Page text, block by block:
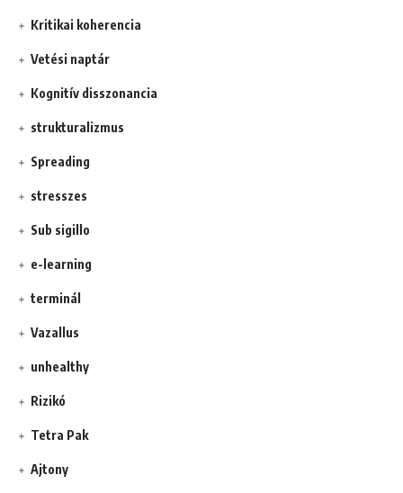
Kritikai koherencia
Vetési naptár
Kognitív disszonancia
strukturalizmus
Spreading
stresszes
Sub sigillo
e-learning
terminál
Vazallus
unhealthy
Rizikó
Tetra Pak
Ajtony